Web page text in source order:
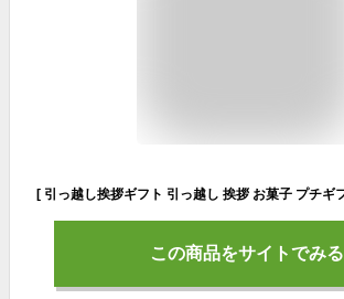
この商品をサイトでみる